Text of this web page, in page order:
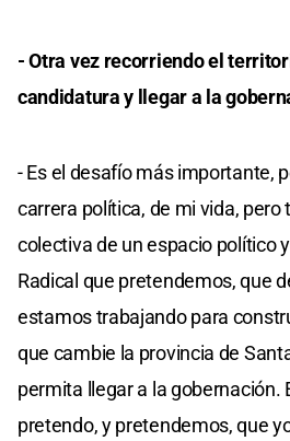
- Otra vez recorriendo el
candidatura y llegar a la
- Es el desafío más importante,
carrera política, de mi vida,
colectiva de un espacio político
Radical que pretendemos, que
estamos trabajando para
que cambie la provincia de
permita llegar a la gobernación.
pretendo, y pretendemos, que